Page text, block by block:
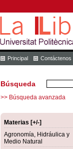
Principal Contáctenos
Búsqueda
>> Búsqueda avanzada
Materias [+/-]
Agronomía, Hidráulica y
Medio Natural